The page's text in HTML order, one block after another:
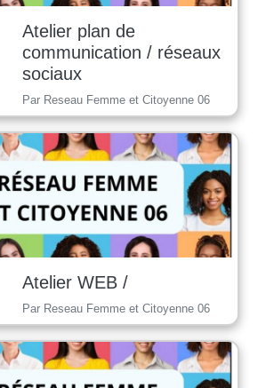
Atelier plan de
communication / réseaux
sociaux
Par Reseau Femme et Citoyenne 06
Atelier WEB /
Par Reseau Femme et Citoyenne 06